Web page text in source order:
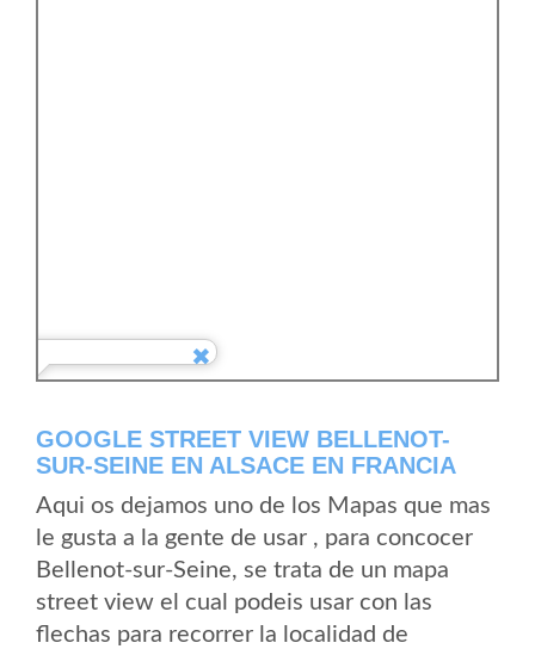
GOOGLE STREET VIEW BELLENOT-
SUR-SEINE EN ALSACE EN FRANCIA
Aqui os dejamos uno de los Mapas que mas
le gusta a la gente de usar , para concocer
Bellenot-sur-Seine, se trata de un mapa
street view el cual podeis usar con las
flechas para recorrer la localidad de